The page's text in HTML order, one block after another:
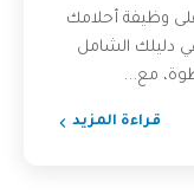
وظيفة أحلامك
دليلك الشامل
مع...
قراءة المزيد